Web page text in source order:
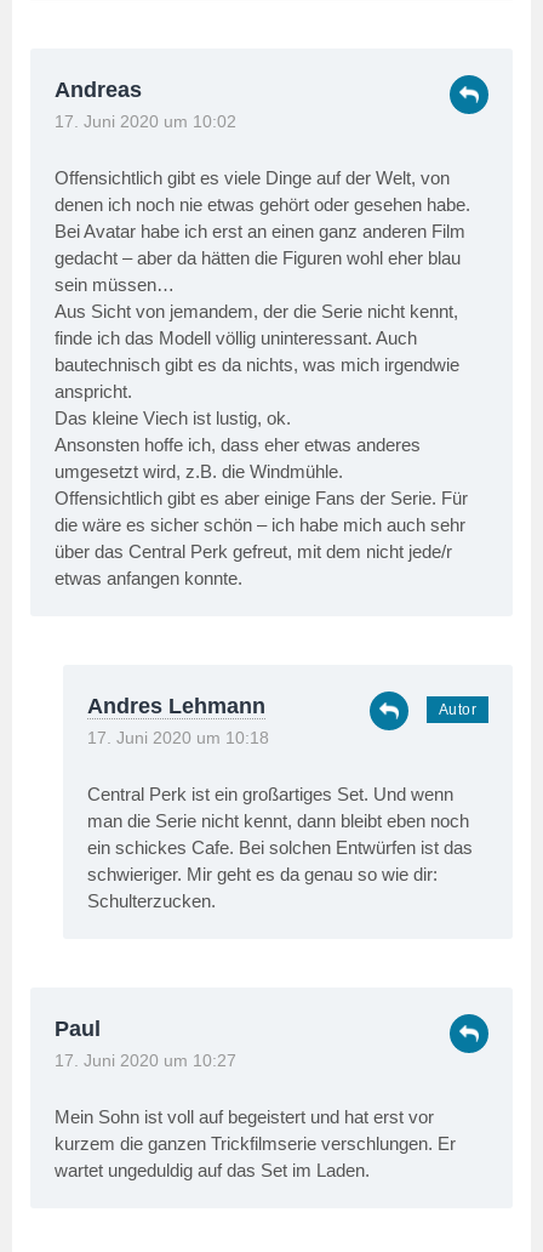
Andreas
17. Juni 2020 um 10:02
Offensichtlich gibt es viele Dinge auf der Welt, von
denen ich noch nie etwas gehört oder gesehen habe.
Bei Avatar habe ich erst an einen ganz anderen Film
gedacht – aber da hätten die Figuren wohl eher blau
sein müssen…
Aus Sicht von jemandem, der die Serie nicht kennt,
finde ich das Modell völlig uninteressant. Auch
bautechnisch gibt es da nichts, was mich irgendwie
anspricht.
Das kleine Viech ist lustig, ok.
Ansonsten hoffe ich, dass eher etwas anderes
umgesetzt wird, z.B. die Windmühle.
Offensichtlich gibt es aber einige Fans der Serie. Für
die wäre es sicher schön – ich habe mich auch sehr
über das Central Perk gefreut, mit dem nicht jede/r
etwas anfangen konnte.
Andres Lehmann
17. Juni 2020 um 10:18
Central Perk ist ein großartiges Set. Und wenn
man die Serie nicht kennt, dann bleibt eben noch
ein schickes Cafe. Bei solchen Entwürfen ist das
schwieriger. Mir geht es da genau so wie dir:
Schulterzucken.
Paul
17. Juni 2020 um 10:27
Mein Sohn ist voll auf begeistert und hat erst vor
kurzem die ganzen Trickfilmserie verschlungen. Er
wartet ungeduldig auf das Set im Laden.